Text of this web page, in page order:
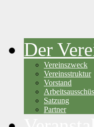
Der
Vereinszweck
Vereinsstruktur
Vorstand
Satzung
Partner